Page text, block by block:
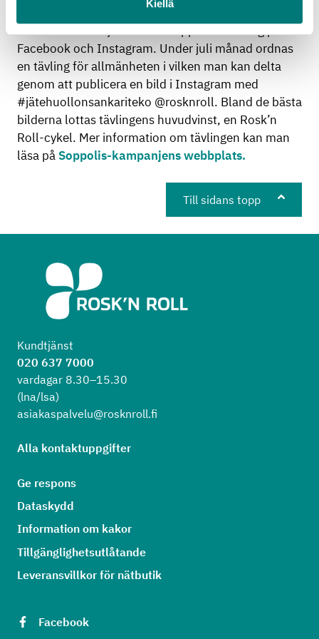
Kiellä
Du kan också följa med hur soppolisen rör sig på
Facebook och Instagram. Under juli månad ordnas
en tävling för allmänheten i vilken man kan delta
genom att publicera en bild i Instagram med
#jätehuollonsankariteko @rosknroll. Bland de bästa
bilderna lottas tävlingens huvudvinst, en Rosk’n
Roll-cykel. Mer information om tävlingen kan man
läsa på Soppolis-kampanjens webbplats.
Till sidans topp
Kundtjänst
020 637 7000
vardagar 8.30–15.30
(lna/lsa)
asiakaspalvelu@rosknroll.fi
Alla kontaktuppgifter
Ge respons
Dataskydd
Information om kakor
Tillgänglighetsutlåtande
Leveransvillkor för nätbutik
Facebook